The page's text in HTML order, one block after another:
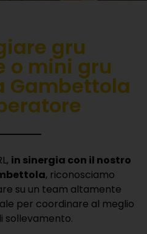
gru
o mini gru
Gambettola
in sinergia con il nostro
, riconosciamo
su un team altamente
per coordinare al meglio
sollevamento.